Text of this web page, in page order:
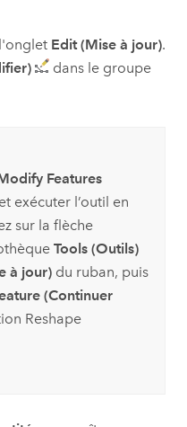
Edit (Mise à jour).
dans le groupe
Features
exécuter l’outil en
sur la flèche
Tools (Outils)
à jour)du ruban, puis
(Continuer
Reshape